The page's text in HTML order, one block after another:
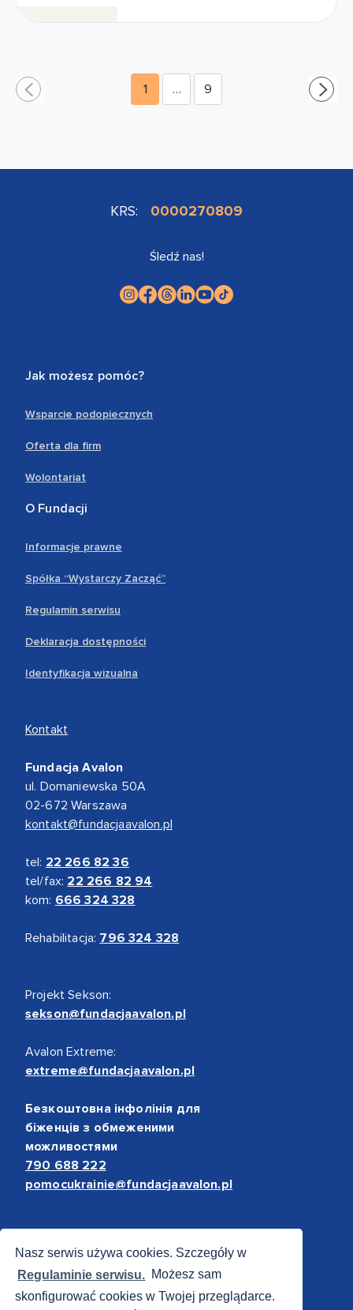
Nasz serwis używa cookies. Szczegóły w
Regulaminie serwisu. Możesz sam
skonfigurować cookies w Twojej przeglądarce.
1 … 9
KRS: 0000270809
Śledź nas!
Jak możesz pomóc?
Wsparcie podopiecznych
Oferta dla firm
Wolontariat
O Fundacji
Informacje prawne
Spółka “Wystarczy Zacząć”
Regulamin serwisu
Deklaracja dostępności
Identyfikacja wizualna
Kontakt
Fundacja Avalon
ul. Domaniewska 50A
02-672 Warszawa
kontakt@fundacjaavalon.pl
tel: 22 266 82 36
tel/fax: 22 266 82 94
kom: 666 324 328
Rehabilitacja: 796 324 328
Projekt Sekson:
sekson@fundacjaavalon.pl
Avalon Extreme:
extreme@fundacjaavalon.pl
Безкоштовна інфолінія для
біженців з обмеженими
можливостями
790 688 222
pomocukrainie@fundacjaavalon.pl
Bezpieczne płatności